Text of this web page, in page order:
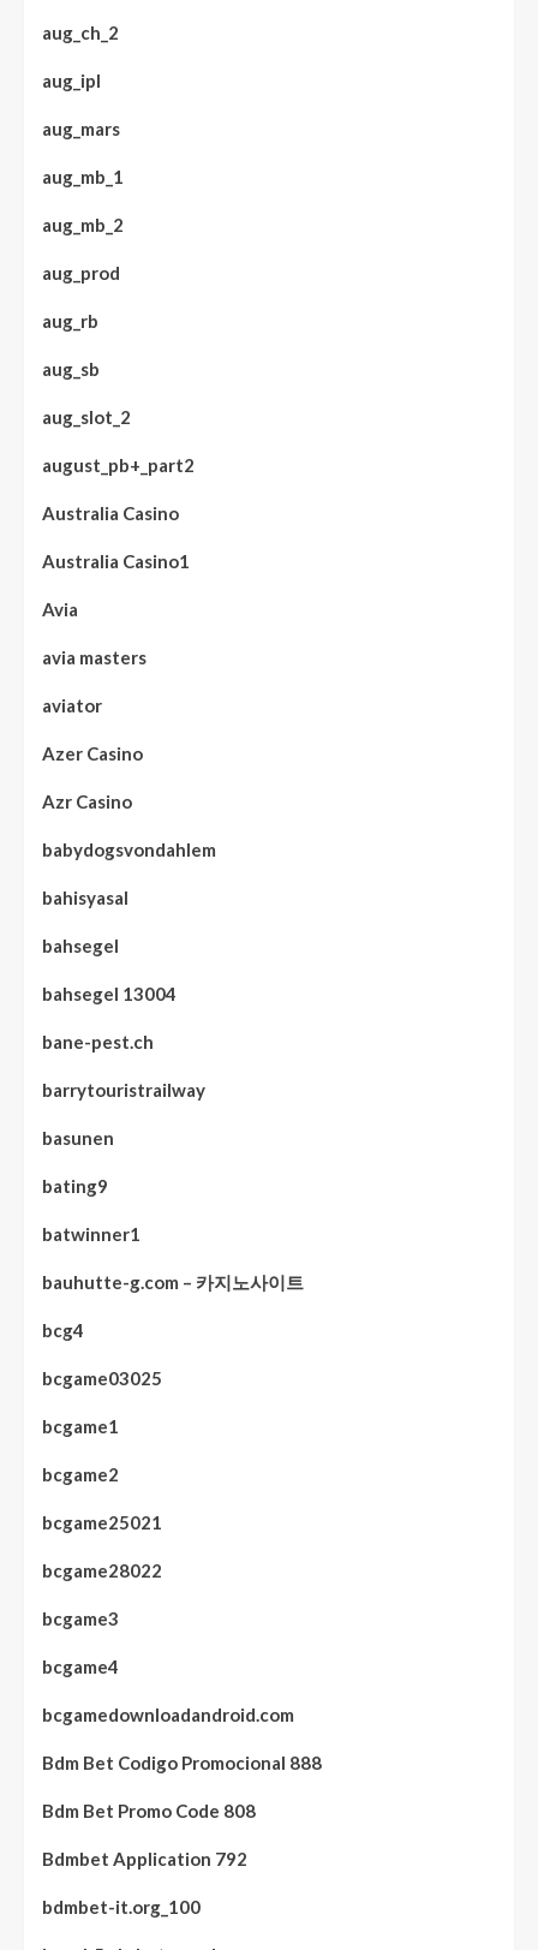
aug_ch_2
aug_ipl
aug_mars
aug_mb_1
aug_mb_2
aug_prod
aug_rb
aug_sb
aug_slot_2
august_pb+_part2
Australia Casino
Australia Casino1
Avia
avia masters
aviator
Azer Casino
Azr Casino
babydogsvondahlem
bahisyasal
bahsegel
bahsegel 13004
bane-pest.ch
barrytouristrailway
basunen
bating9
batwinner1
bauhutte-g.com – 카지노사이트
bcg4
bcgame03025
bcgame1
bcgame2
bcgame25021
bcgame28022
bcgame3
bcgame4
bcgamedownloadandroid.com
Bdm Bet Codigo Promocional 888
Bdm Bet Promo Code 808
Bdmbet Application 792
bdmbet-it.org_100